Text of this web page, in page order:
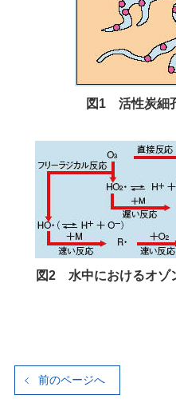
図1 活性炭細
図2 水中におけるオゾ
前のページへ